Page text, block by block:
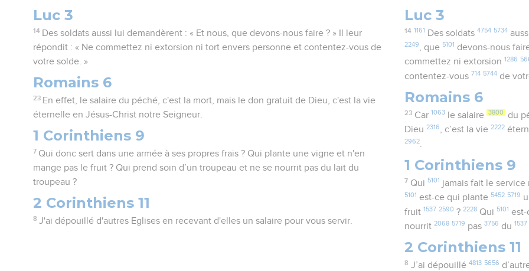
Luc 3
14 Des soldats aussi lui demandèrent : « Et nous, que devons-nous faire ? » Il leur
répondit : « Ne commettez ni extorsion ni tort envers personne et contentez-vous de
votre solde. »
Romains 6
23 En effet, le salaire du péché, c'est la mort, mais le don gratuit de Dieu, c'est la vie
éternelle en Jésus-Christ notre Seigneur.
1 Corinthiens 9
7 Qui donc sert dans une armée à ses propres frais ? Qui plante une vigne et n'en
mange pas le fruit ? Qui prend soin d’un troupeau et ne se nourrit pas du lait du
troupeau ?
2 Corinthiens 11
8 J'ai dépouillé d'autres Eglises en recevant d'elles un salaire pour vous servir.
Luc 3
14 1161 Des soldats 4754 5734
2249, que 5101 devons-nous
commettez ni extorsion 1286
contentez-vous 714 5744 de
Romains 6
23 Car 1063le salaire 3800 du
Dieu2316, c’est la vie2222
2962
1 Corinthiens 9
7 Qui 5101 jamais fait le service
5101 est-ce qui plante 5452 5719
fruit 1537 2590 ?2228 Qui 5101
nourrit2068 5719 pas3756 du 1537
2 Corinthiens 11
8 J’ai dépouillé 4813 5656